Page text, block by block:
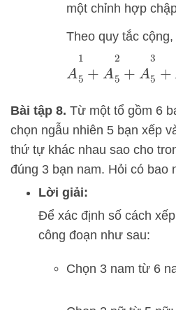
một chỉnh hợp
Theo quy tắc
A 5 A5 A5
Bài tập 8. Từ một tổ gồm 6
chọn ngẫu nhiên 5 bạn xếp
thứ tự khác nhau sao cho
đúng 3 bạn nam. Hỏi có bao
Lời giải:
Để xác định số cách
công đoạn như sau:
Chọn 3 nam từ 6